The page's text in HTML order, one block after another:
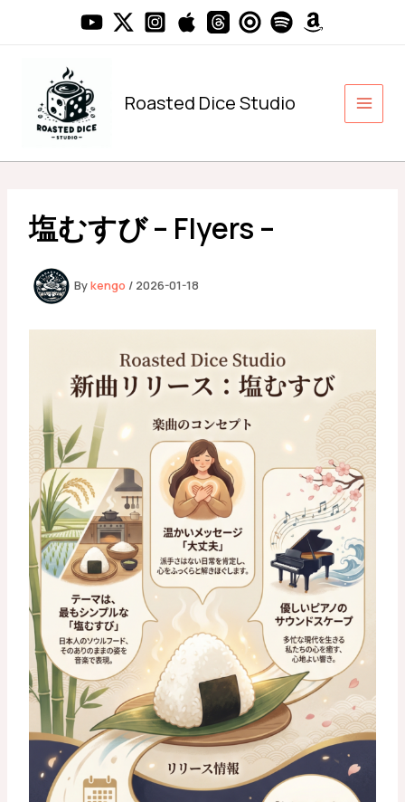
Roasted Dice Studio
塩むすび – Flyers –
Bykengo / 2026-01-18